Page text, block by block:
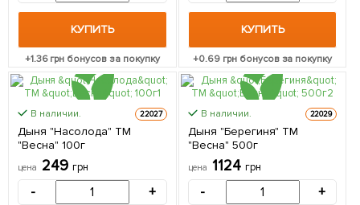
КУПИТЬ
+1.36грн бонусов за покупку
КУПИТЬ
+0.69грн бонусов за покупку
В наличии. 22027
Дыня "Насолода" ТМ
"Весна" 100г
цена 249 грн
- +
В наличии. 22029
Дыня "Берегиня" ТМ
"Весна" 500г
цена 1124 грн
- +